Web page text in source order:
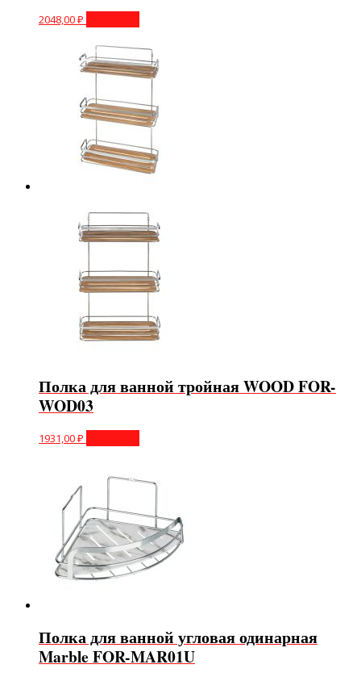
2048,00₽
Полка для ванной тройная WOOD FOR-
WOD03
1931,00₽
Полка для ванной угловая одинарная
Marble FOR-MAR01U